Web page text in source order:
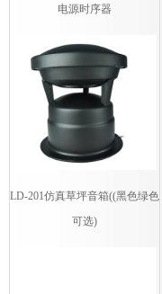
电源时序器
LD-201仿真草坪音箱((黑色绿色
可选)